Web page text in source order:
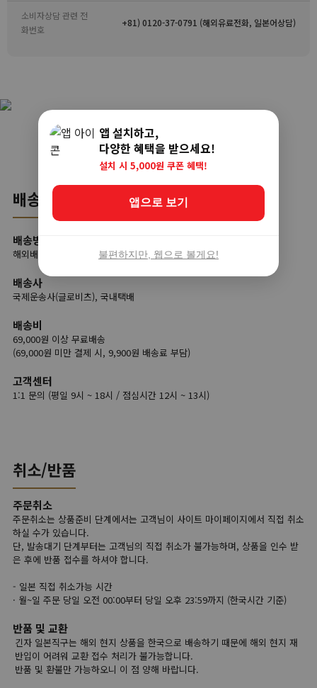
소비자상담 관련 전
화번호
+81) 0120-37-0791 (해외유료전화, 일본어상담)
배송
배송방법
해외배송
배송사
국제운송사(글로비츠), 국내택배
배송비
69,000원 이상 무료배송
(69,000원 미만 결제 시, 9,900원 배송료 부담)
고객센터
1:1 문의 (평일 9시 ~ 18시 / 점심시간 12시 ~ 13시)
취소/반품
주문취소
주문취소는 상품준비 단계에서는 고객님이 사이트 마이페이지에서 직접 취소
하실 수가 있습니다.
단, 발송대기 단계부터는 고객님의 직접 취소가 불가능하며, 상품을 인수 받
은 후에 반품 접수를 하셔야 합니다.
- 일본 직접 취소가능 시간
· 월~일 주문 당일 오전 00:00부터 당일 오후 23:59까지 (한국시간 기준)
반품 및 교환
긴자 일본직구는 해외 현지 상품을 한국으로 배송하기 때문에 해외 현지 재
반입이 어려워 교환 접수 처리가 불가능합니다.
반품 및 환불만 가능하오니 이 점 양해 바랍니다.
앱 설치하고,
다양한 혜택을 받으세요!
설치 시 5,000원 쿠폰 혜택!
앱으로 보기
불편하지만, 웹으로 볼게요!